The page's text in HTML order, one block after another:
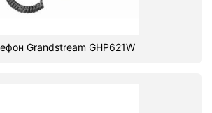
Grandstream GHP621W